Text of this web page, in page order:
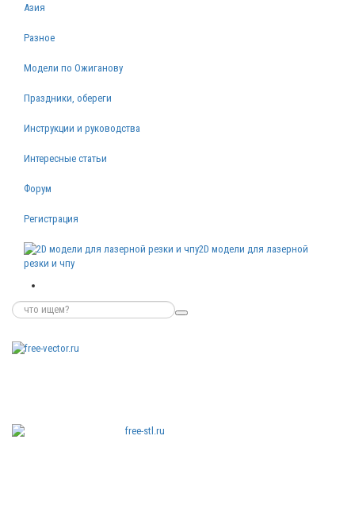
Азия
Разное
Модели по Ожиганову
Праздники, обереги
Инструкции и руководства
Интересные статьи
Форум
Регистрация
2D модели для лазерной
резки и чпу